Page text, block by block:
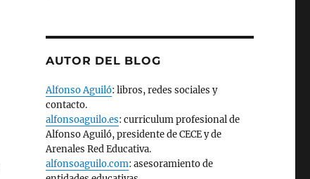
AUTOR DEL BLOG
Alfonso Aguiló: libros, redes sociales y
contacto.
alfonsoaguilo.es: curriculum profesional de
Alfonso Aguiló, presidente de CECE y de
Arenales Red Educativa.
alfonsoaguilo.com: asesoramiento de